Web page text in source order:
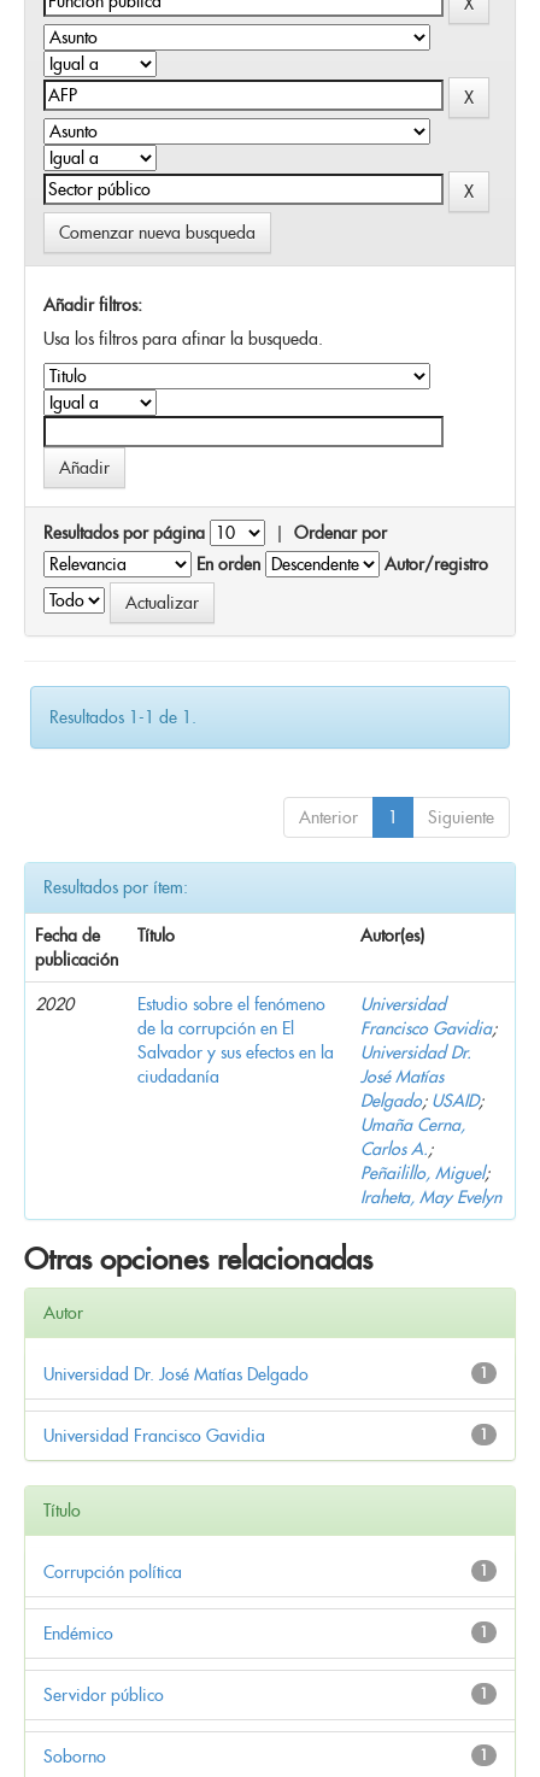
Comenzar nueva busqueda
Añadir filtros:
Usa los filtros para afinar la busqueda.
Resultados por página | Ordenar por
En orden
Autor/registro
Resultados 1-1 de 1.
Anterior 1 Siguiente
Resultados por ítem:
Fecha de
publicación
Título Autor(es)
2020
Estudio sobre el fenómeno
de la corrupción en El
Salvador y sus efectos en la
ciudadanía
Universidad
Francisco Gavidia;
Universidad Dr.
José Matías
Delgado; USAID;
Umaña Cerna,
Carlos A.;
Peñailillo, Miguel;
Iraheta, May Evelyn
Otras opciones relacionadas
Autor
1
Universidad Dr. José Matías Delgado
1
Universidad Francisco Gavidia
Título
1
Corrupción política
1
Endémico
1
Servidor público
1
Soborno